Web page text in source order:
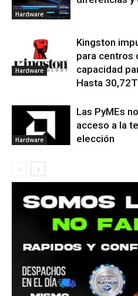
Hardware
Hardware
Kingston
para centros
capacidad
Hasta
Hardware
Las PyMEs
acceso a la
elección